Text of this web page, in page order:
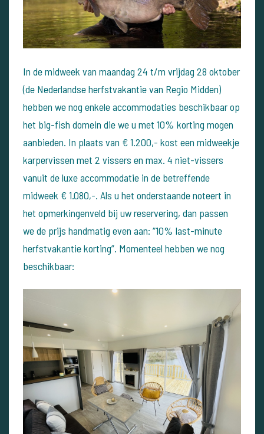
In de midweek van maandag 24 t/m vrijdag 28 oktober
(de Nederlandse herfstvakantie van Regio Midden)
hebben we nog enkele accommodaties beschikbaar op
het big-fish domein die we u met 10% korting mogen
aanbieden. In plaats van € 1.200,- kost een midweekje
karpervissen met 2 vissers en max. 4 niet-vissers
vanuit de luxe accommodatie in de betreffende
midweek € 1.080,-. Als u het onderstaande noteert in
het opmerkingenveld bij uw reservering, dan passen
we de prijs handmatig even aan: “10% last-minute
herfstvakantie korting”. Momenteel hebben we nog
beschikbaar: